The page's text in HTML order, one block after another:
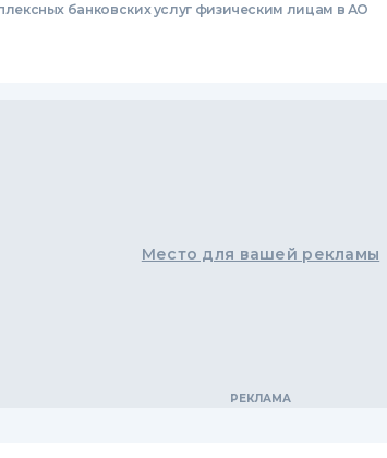
банковских услуг физическим лицам в АО
Место для вашей рекламы